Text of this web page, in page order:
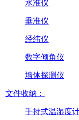
水准仪
垂准仪
经纬仪
数字倾角仪
墙体探测仪
文件收纳：
手持式温湿度